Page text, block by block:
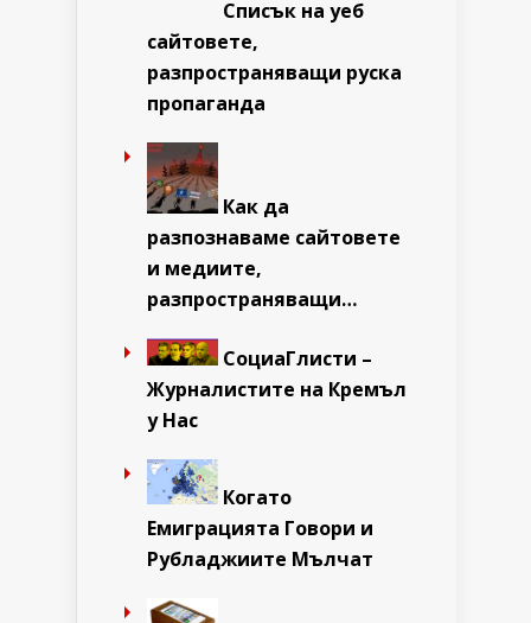
Списък на уеб
сайтовете,
разпространяващи руска
пропаганда
Как да
разпознаваме сайтовете
и медиите,
разпространяващи…
СоциаГлисти –
Журналистите на Кремъл
у Нас
Когато
Емиграцията Говори и
Рубладжиите Мълчат